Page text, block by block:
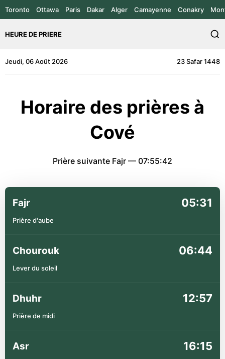
Toronto Ottawa Paris Dakar Alger Camayenne Conakry
HEURE DE PRIERE
Jeudi, 06 Août 2026 23 Safar 1448
Horaire des prières à
Cové
Prière suivante Fajr — 07:55:42
Fajr 05:31
Prière d'aube
Chourouk 06:44
Lever du soleil
Dhuhr 12:57
Prière de midi
Asr 16:15